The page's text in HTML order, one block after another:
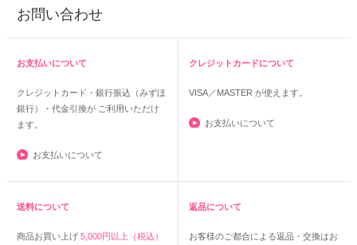
お問い合わせ
お支払いについて
クレジットカード・銀行振込（みずほ
銀行）・代金引換が ご利用いただけ
ます。
お支払いについて
クレジットカードについて
VISA／MASTER が使えます。
お支払いについて
送料について
商品お買い上げ 5,000円以上（税込）
返品について
お客様のご都合による返品・交換はお